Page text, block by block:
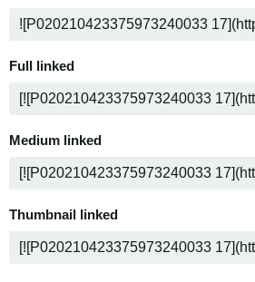
Full linked
Medium linked
Thumbnail linked